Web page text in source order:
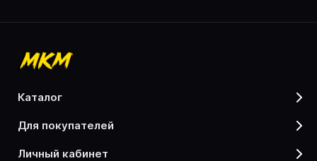
каталог
для покупателей
личный кабинет